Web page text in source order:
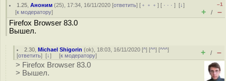
1.25 ,Аноним (25), 17:34, 16/11/2020 [ответить] [ ﹢﹢﹢] [ · · ·][↓]
[к модератору]
–1
+ / –
Firefox Browser 83.0
Вышел.
2.30 ,Michael Shigorin (ok), 18:03, 16/11/2020 [^] [^^] [^^^]
[ответить] [↓] [к модератору] + / –
> Firefox Browser 83.0
> Вышел.